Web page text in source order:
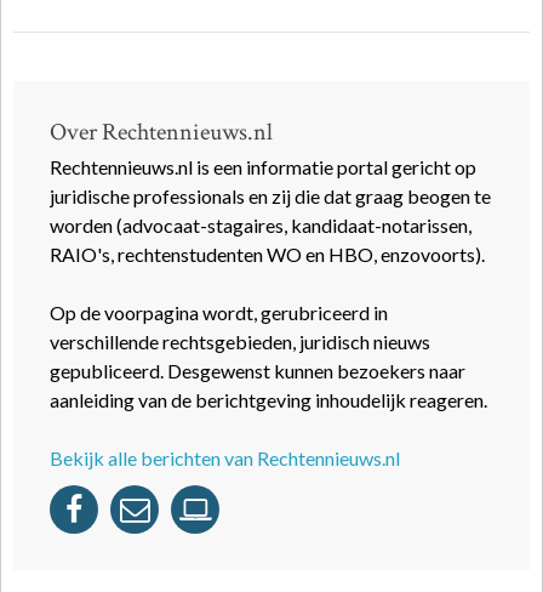
Over Rechtennieuws.nl
Rechtennieuws.nl is een informatie portal gericht op
juridische professionals en zij die dat graag beogen te
worden (advocaat-stagaires, kandidaat-notarissen,
RAIO's, rechtenstudenten WO en HBO, enzovoorts).
Op de voorpagina wordt, gerubriceerd in
verschillende rechtsgebieden, juridisch nieuws
gepubliceerd. Desgewenst kunnen bezoekers naar
aanleiding van de berichtgeving inhoudelijk reageren.
Bekijk alle berichten van Rechtennieuws.nl